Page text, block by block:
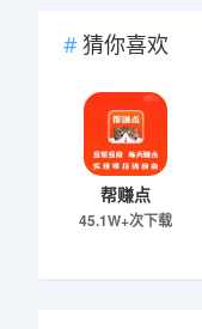
猜你喜欢
帮赚点
45.1W+次下载